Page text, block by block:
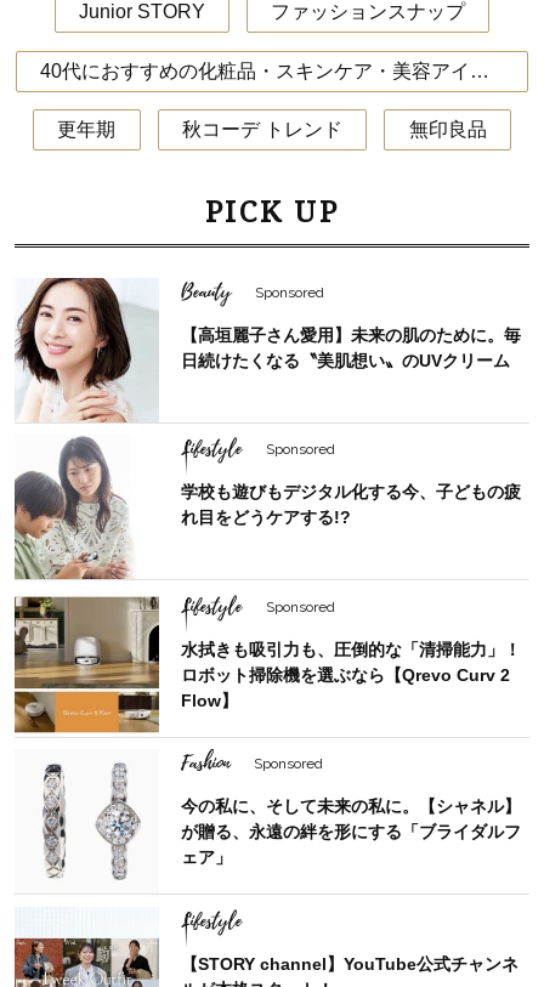
Junior STORY ファッションスナップ
40代におすすめの化粧品・スキンケア・美容アイテム
更年期 秋コーデ トレンド 無印良品
PICK UP
Beauty Sponsored
【高垣麗子さん愛用】未来の肌のために。毎
日続けたくなる〝美肌想い〟のUVクリーム
Lifestyle Sponsored
学校も遊びもデジタル化する今、子どもの疲
れ目をどうケアする!?
Lifestyle Sponsored
水拭きも吸引力も、圧倒的な「清掃能力」！
ロボット掃除機を選ぶなら【Qrevo Curv 2
Flow】
Fashion Sponsored
今の私に、そして未来の私に。【シャネル】
が贈る、永遠の絆を形にする「ブライダルフ
ェア」
Lifestyle
【STORY channel】YouTube公式チャンネ